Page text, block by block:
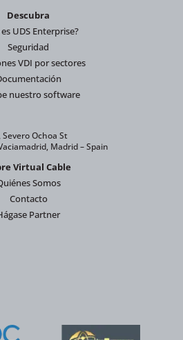
Descubra
UDS Enterprise?
Seguridad
VDI por sectores
nuestro software
Severo Ochoa St
Madrid – Spain
Virtual Cable
Somos
Contacto
Partner